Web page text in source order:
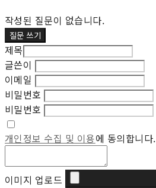
작성된 질문이 없습니다.
질문 쓰기
제목
글쓴이
이메일
비밀번호
비밀번호
개인정보 수집 및 이용에 동의합니다.
이미지 업로드